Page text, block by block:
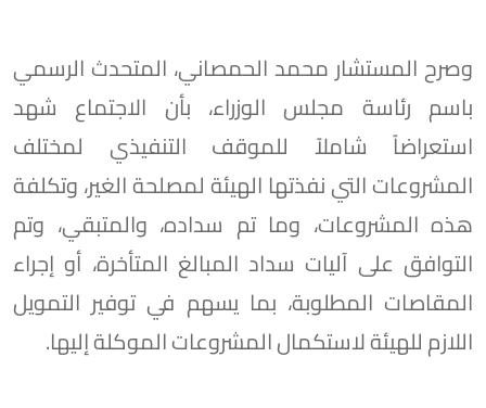
وصرح المستشار محمد الحمصاني، المتحدث الرسمي
باسم رئاسة مجلس الوزراء، بأن الاجتماع شهد
استعراضاً شاملاً للموقف التنفيذي لمختلف
المشروعات التي نفذتها الهيئة لمصلحة الغير، وتكلفة
هذه المشروعات، وما تم سداده، والمتبقي، وتم
التوافق على آليات سداد المبالغ المتأخرة، أو إجراء
المقاصات المطلوبة، بما يسهم في توفير التمويل
اللازم للهيئة لاستكمال المشروعات الموكلة إليها.